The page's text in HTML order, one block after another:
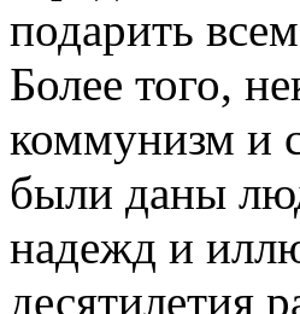
подарить
Более того,
коммунизм и
были даны
надежд и
десятилетия